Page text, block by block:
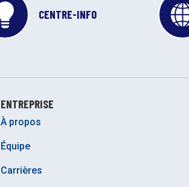
CENTRE-INFO
ENTREPRISE
À propos
Équipe
Carrières